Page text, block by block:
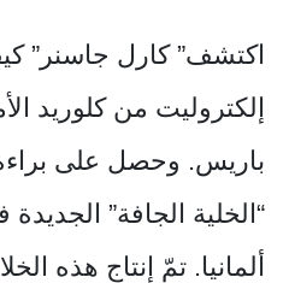
اكتشف” كارل جاسنر”
إلكتروليت من كلوريد
باريس. وحصل على براءة
ألمانيا. تمّ إنتاج هذه